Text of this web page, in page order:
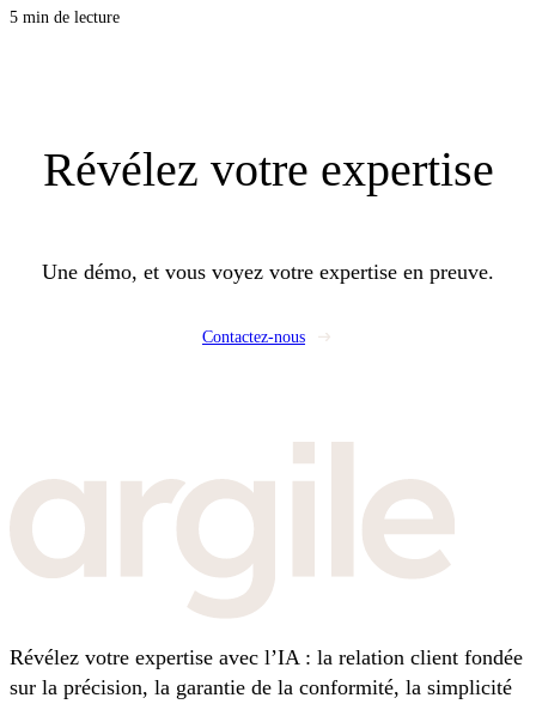
logement pendant qu'il est devant vous, et repart avec un rendez-vous posé
5 min de lecture
Révélez votre expertise
Une démo, et vous voyez votre expertise en preuve.
Contactez-nous
Révélez votre expertise avec l’IA : la relation client fondée
sur la précision, la garantie de la conformité, la simplicité